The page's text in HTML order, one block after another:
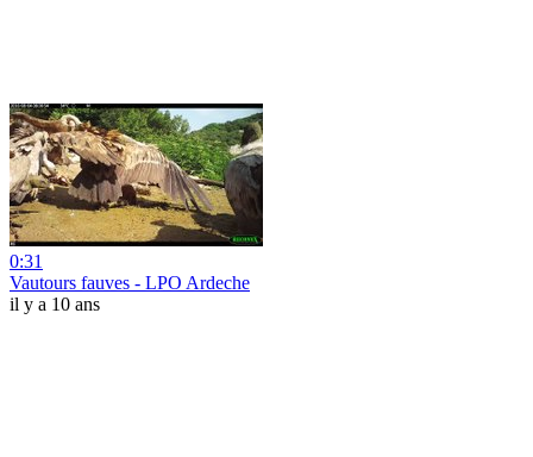
0:31
Vautours fauves - LPO Ardeche
il y a 10 ans